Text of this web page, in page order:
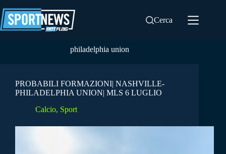
al
contenuto
Cerca
philadelphia union
PROBABILI FORMAZIONI| NASHVILLE-
PHILADELPHIA UNION| MLS 6 LUGLIO
Calcio, Sport